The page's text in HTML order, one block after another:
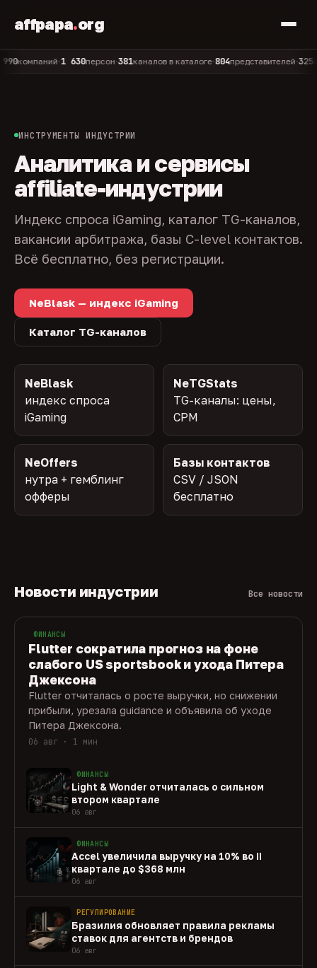
affpapa.org
•1 630персон•381каналов в каталоге•804представителей•325
ИНСТРУМЕНТЫ ИНДУСТРИИ
Аналитика и сервисы
affiliate-индустрии
Индекс спроса iGaming, каталог TG-каналов,
вакансии арбитража, базы C-level контактов.
Всё бесплатно, без регистрации.
NeBlask — индекс iGaming
Каталог TG-каналов
NeBlask
индекс спроса
iGaming
NeTGStats
TG-каналы: цены,
CPM
NeOffers
нутра + гемблинг
офферы
Базы контактов
CSV / JSON
бесплатно
Новости индустрии Все новости
ФИНАНСЫ
Flutter сократила прогноз на фоне
слабого US sportsbook и ухода Питера
Джексона
Flutter отчиталась о росте выручки, но снижении
прибыли, урезала guidance и объявила об уходе
Питера Джексона.
06 авг · 1 мин
ФИНАНСЫ
Light & Wonder отчиталась о сильном
втором квартале
06 авг
ФИНАНСЫ
Accel увеличила выручку на 10% во II
квартале до $368 млн
06 авг
РЕГУЛИРОВАНИЕ
Бразилия обновляет правила рекламы
ставок для агентств и брендов
06 авг